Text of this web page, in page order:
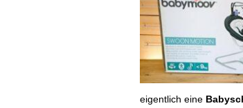
eigentlich eine